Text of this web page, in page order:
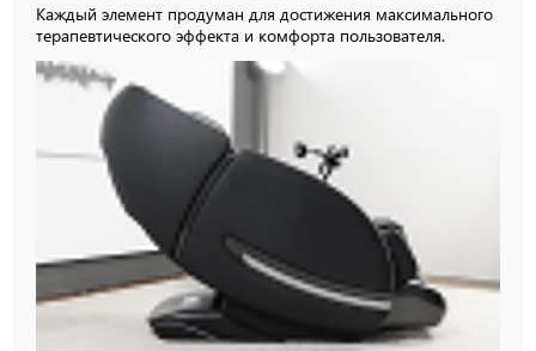
Каждый элемент продуман для достижения максимального
терапевтического эффекта и комфорта пользователя.